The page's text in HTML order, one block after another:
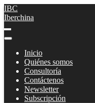
IBC
Iberchina
Inicio
Quiénes somos
Consultoría
Contáctenos
Newsletter
Subscripción